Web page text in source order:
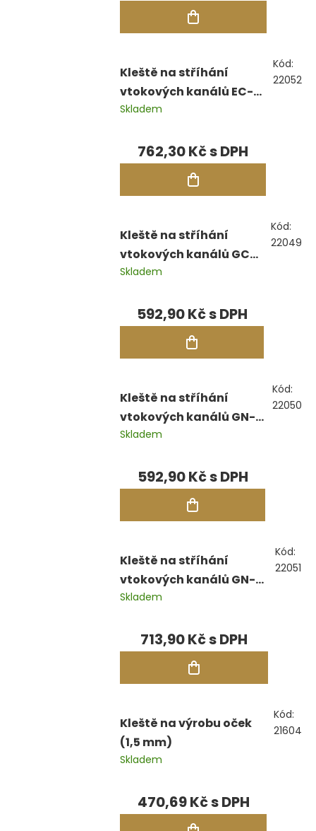
Kleště na stříhání
vtokových kanálů EC-
200, čelní, 200 mm
Skladem
762,30 Kč
Kód:
22052
Kleště na stříhání
vtokových kanálů GC-
200, boční, 200 mm
Skladem
592,90 Kč
Kód:
22049
Kleště na stříhání
vtokových kanálů GN-
200, zkosené, 200 mm
Skladem
592,90 Kč
Kód:
22050
Kleště na stříhání
vtokových kanálů GN-
200J, zkosené, 200 mm
Skladem
713,90 Kč
Kód:
22051
Kleště na výrobu oček
(1,5 mm)
Skladem
470,69 Kč
Kód:
21604